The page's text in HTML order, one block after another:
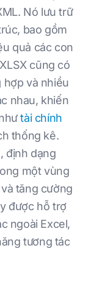
Nó lưu trữ
bao gồm
quả các con
cũng có
hợp và nhiều
nhau, khiến
tài chính
thống kê.
định dạng
một vùng
tăng cường
được hỗ trợ
ngoài Excel,
tương tác